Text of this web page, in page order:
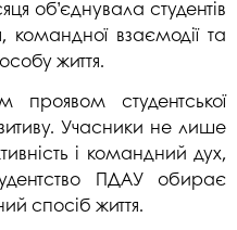
об’єднувала студентів
командної взаємодії та
життя.
проявом студентської
Учасники не лише
і командний дух,
ПДАУ обирає
спосіб життя.